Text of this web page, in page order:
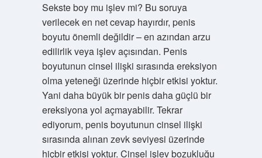
Sekste boy mu işlev mi? Bu soruya
verilecek en net cevap hayırdır, penis
boyutu önemli değildir – en azından arzu
edilirlik veya işlev açısından. Penis
boyutunun cinsel ilişki sırasında ereksiyon
olma yeteneği üzerinde hiçbir etkisi yoktur.
Yani daha büyük bir penis daha güçlü bir
ereksiyona yol açmayabilir. Tekrar
ediyorum, penis boyutunun cinsel ilişki
sırasında alınan zevk seviyesi üzerinde
hiçbir etkisi yoktur. Cinsel işlev bozukluğu